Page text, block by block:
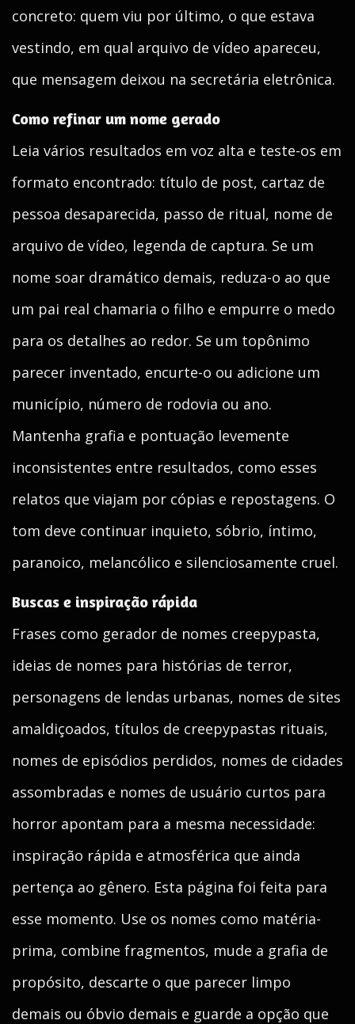
concreto: quem viu por último, o que estava
vestindo, em qual arquivo de vídeo apareceu,
que mensagem deixou na secretária eletrônica.
Como refinar um nome gerado
Leia vários resultados em voz alta e teste-os em
formato encontrado: título de post, cartaz de
pessoa desaparecida, passo de ritual, nome de
arquivo de vídeo, legenda de captura. Se um
nome soar dramático demais, reduza-o ao que
um pai real chamaria o filho e empurre o medo
para os detalhes ao redor. Se um topônimo
parecer inventado, encurte-o ou adicione um
município, número de rodovia ou ano.
Mantenha grafia e pontuação levemente
inconsistentes entre resultados, como esses
relatos que viajam por cópias e repostagens. O
tom deve continuar inquieto, sóbrio, íntimo,
paranoico, melancólico e silenciosamente cruel.
Buscas e inspiração rápida
Frases como gerador de nomes creepypasta,
ideias de nomes para histórias de terror,
personagens de lendas urbanas, nomes de sites
amaldiçoados, títulos de creepypastas rituais,
nomes de episódios perdidos, nomes de cidades
assombradas e nomes de usuário curtos para
horror apontam para a mesma necessidade:
inspiração rápida e atmosférica que ainda
pertença ao gênero. Esta página foi feita para
esse momento. Use os nomes como matéria-
prima, combine fragmentos, mude a grafia de
propósito, descarte o que parecer limpo
demais ou óbvio demais e guarde a opção que